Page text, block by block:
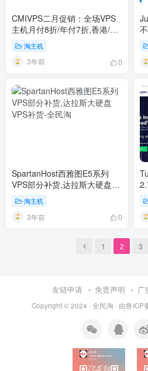
CMIVPS二月促销：全场VPS
主机月付8折/年付7折,香港/美
国机房
淘主机
3年前 0
SpartanHost西雅图E5系列
VPS部分补货,达拉斯大硬盘
VPS补货
淘主机
3年前 0
1 2 3
友链申请 免责声明 广
Copyright © 2024 · 全民淘 · 由鲁ICP